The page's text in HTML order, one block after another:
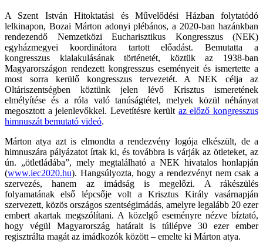
A Szent István Hitoktatási és Művelődési Házban folytatódó
lelkinapon, Bozai Márton adonyi plébános, a 2020-ban hazánkban
rendezendő Nemzetközi Eucharisztikus Kongresszus (NEK)
egyházmegyei koordinátora tartott előadást. Bemutatta a
kongresszus kialakulásának történetét, köztük az 1938-ban
Magyarországon rendezett kongresszus eseményeit és ismertette a
most sorra kerülő kongresszus tervezetét. A NEK célja az
Oltáriszentségben köztünk jelen lévő Krisztus ismeretének
elmélyítése és a róla való tanúságtétel, melyek közül néhányat
megosztott a jelenlevőkkel. Levetítésre került az előző kongresszus
himnuszát bemutató videó.
Márton atya azt is elmondta a rendezvény logója elkészült, de a
himnuszára pályázatot írtak ki, és továbbra is várják az ötleteket, az
ún. „ötletládába”, mely megtalálható a NEK hivatalos honlapján
(www.iec2020.hu). Hangsúlyozta, hogy a rendezvényt nem csak a
szervezés, hanem az imádság is megelőzi. A rákészülés
folyamatának első lépcsője volt a Krisztus Király vasárnapján
szervezett, közös országos szentségimádás, amelyre legalább 20 ezer
embert akartak megszólítani. A közelgő eseményre nézve bíztató,
hogy végül Magyarország határait is túllépve 30 ezer ember
regisztrálta magát az imádkozók között – emelte ki Márton atya.